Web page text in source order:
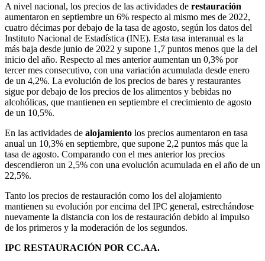
A nivel nacional, los precios de las actividades de restauración
aumentaron en septiembre un 6% respecto al mismo mes de 2022,
cuatro décimas por debajo de la tasa de agosto, según los datos del
Instituto Nacional de Estadística (INE). Esta tasa interanual es la
más baja desde junio de 2022 y supone 1,7 puntos menos que la del
inicio del año. Respecto al mes anterior aumentan un 0,3% por
tercer mes consecutivo, con una variación acumulada desde enero
de un 4,2%. La evolución de los precios de bares y restaurantes
sigue por debajo de los precios de los alimentos y bebidas no
alcohólicas, que mantienen en septiembre el crecimiento de agosto
de un 10,5%.
En las actividades de alojamiento los precios aumentaron en tasa
anual un 10,3% en septiembre, que supone 2,2 puntos más que la
tasa de agosto. Comparando con el mes anterior los precios
descendieron un 2,5% con una evolución acumulada en el año de un
22,5%.
Tanto los precios de restauración como los del alojamiento
mantienen su evolución por encima del IPC general, estrechándose
nuevamente la distancia con los de restauración debido al impulso
de los primeros y la moderación de los segundos.
IPC RESTAURACIÓN POR CC.AA.